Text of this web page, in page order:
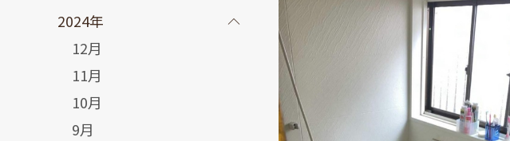
2024年
12月
11月
10月
9月